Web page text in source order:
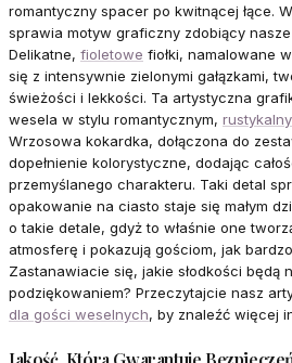
romantyczny spacer po kwitnącej łące.
sprawia motyw graficzny zdobiący nasze
Delikatne, fioletowe fiołki, namalowane
się z intensywnie zielonymi gałązkami,
świeżości i lekkości. Ta artystyczna
wesela w stylu romantycznym,
Wrzosowa kokardka, dołączona do
dopełnienie kolorystyczne, dodając
przemyślanego charakteru. Taki detal
opakowanie na ciasto staje się małym
o takie detale, gdyż to właśnie one
atmosferę i pokazują gościom, jak
Zastanawiacie się, jakie słodkości będą
podziękowaniem? Przeczytajcie nasz
dla gości weselnych, by znaleźć więcej